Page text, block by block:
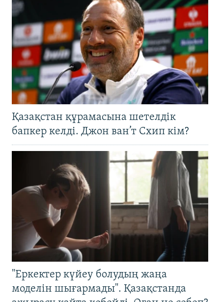
Қазақстан құрамасына шетелдік
бапкер келді. Джон ван’т Схип кім?
"Еркектер күйеу болудың жаңа
моделін шығармады". Қазақстанда